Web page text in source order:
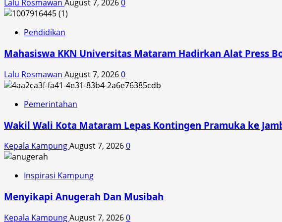
Lalu Rosmawan August 7, 20260
Pendidikan
Mahasiswa KKN Universitas Mataram Hadirkan Alat Press
Lalu Rosmawan August 7, 20260
Pemerintahan
Wakil Wali Kota Mataram Lepas Kontingen Pramuka ke
Kepala KampungAugust 7, 20260
Inspirasi Kampung
Menyikapi Anugerah Dan Musibah
Kepala KampungAugust 7, 20260